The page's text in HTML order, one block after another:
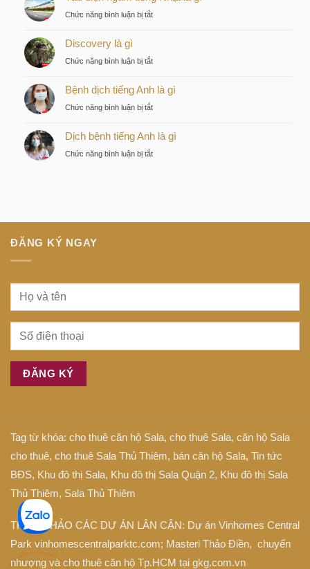
chiến
của
nhà
tư
Chức năng bình luận bị tắtở
gì
Discovery là gì
Chức năng bình luận bị tắtở
là
Bệnh dịch tiếng Anh là gì
Chức năng bình luận bị tắtở
dịch
Dịch bệnh tiếng Anh là gì
Chức năng bình luận bị tắtở
là
ĐĂNG KÝ NGAY
Tag từ khóa: cho thuê căn hộ Sala, cho thuê Sala, căn hộ Sala
cho thuê, cho thuê Sala Thủ Thiêm, bán căn hộ Sala, Tin tức
BĐS, Khu đô thị Sala, Khu đô thị Sala Quận 2, Khu đô thị Sala
Thủ Thiêm, Sala Thủ Thiêm
THAM KHẢO CÁC DỰ ÁN LÂN CẬN: Dự án Vinhomes Central
Park vinhomescentralparktc.com; Masteri Thảo Điền, chuyển
nhượng và cho thuê căn hộ Tp.HCM tại gkg.com.vn